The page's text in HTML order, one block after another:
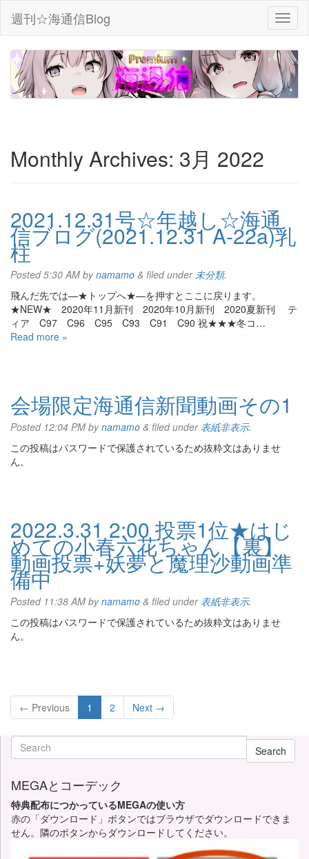
週刊☆海通信Blog
Monthly Archives: 3月 2022
2021.12.31号☆年越し☆海通
信ブログ(2021.12.31 A-22a)乳
柱
Posted5:30 AM bynamamo & filed under未分類.
飛んだ先では—★トップへ★—を押すとここに戻ります。
★NEW★ 2020年11月新刊 2020年10月新刊 2020夏新刊 テ
ィア C97 C96 C95 C93 C91 C90 祝★★★冬コ…
Read more »
会場限定海通信新聞動画その1
Posted 12:04 PM bynamamo & filed under 表紙非表示.
この投稿はパスワードで保護されているため抜粋文はありませ
ん。
2022.3.31 2:00 投票1位★はじ
めての小春六花ちゃん【裏】
動画投票+妖夢と魔理沙動画準
備中
Posted 11:38 AM bynamamo & filed under 表紙非表示.
この投稿はパスワードで保護されているため抜粋文はありませ
ん。
← Previous 1 2 Next →
Search
MEGAとコーデック
特典配布につかっているMEGAの使い方
赤の「ダウンロード」ボタンではブラウザでダウンロードできま
せん。隣のボタンからダウンロードしてください。